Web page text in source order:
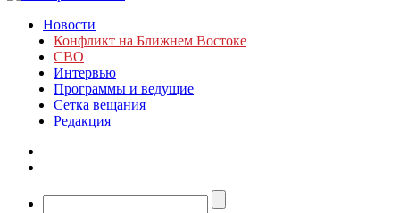
Новости
Конфликт на Ближнем Востоке
СВО
Интервью
Программы и ведущие
Сетка вещания
Редакция